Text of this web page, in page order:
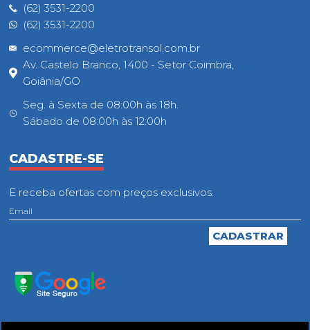
(62) 3531-2200
(62) 3531-2200
ecommerce@eletrotransol.com.br
Av. Castelo Branco, 1400 - Setor Coimbra,
Goiânia/GO
Seg. à Sexta de 08:00h às 18h.
Sábado de 08:00h às 12:00h
CADASTRE-SE
E receba ofertas com preços exclusivos.